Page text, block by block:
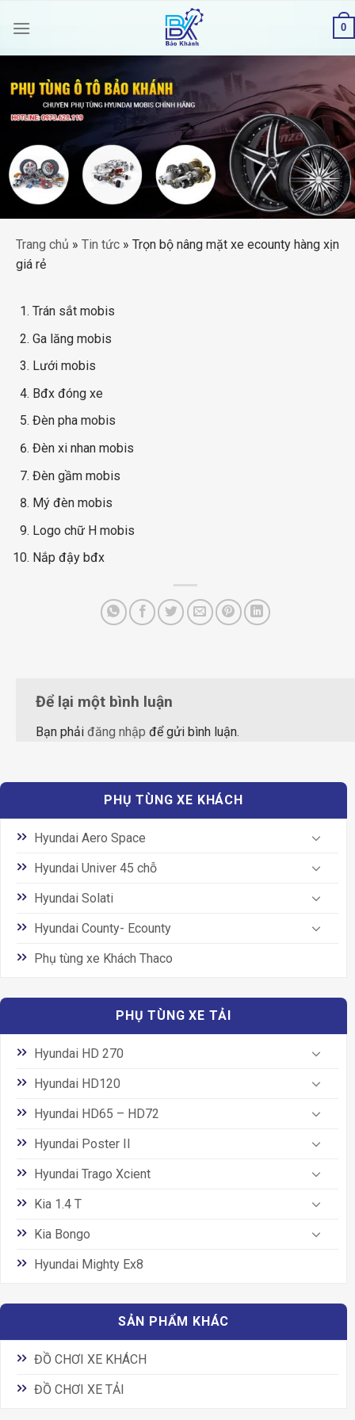
0
PHỤ TÙNG XE KHÁCH
Hyundai Aero Space
Hyundai Univer 45 chỗ
Hyundai Solati
Hyundai County- Ecounty
Phụ tùng xe Khách Thaco
PHỤ TÙNG XE TẢI
Hyundai HD 270
Hyundai HD120
Hyundai HD65 – HD72
Hyundai Poster II
Hyundai Trago Xcient
Kia 1.4 T
Kia Bongo
Hyundai Mighty Ex8
SẢN PHẨM KHÁC
ĐỒ CHƠI XE KHÁCH
ĐỒ CHƠI XE TẢI
Trang chủ » Tin tức » Trọn bộ nâng mặt xe ecounty hàng xịn
giá rẻ
Trán sắt mobis
Ga lăng mobis
Lưới mobis
Bđx đóng xe
Đèn pha mobis
Đèn xi nhan mobis
Đèn gầm mobis
Mý đèn mobis
Logo chữ H mobis
Nắp đậy bđx
Để lại một bình luận
Bạn phải đăng nhập để gửi bình luận.